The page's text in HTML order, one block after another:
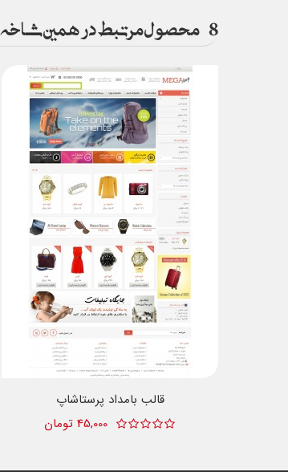
8 محصول مرتبط در همین شاخه
قالب بامداد پرستاشاپ
45,000 تومان